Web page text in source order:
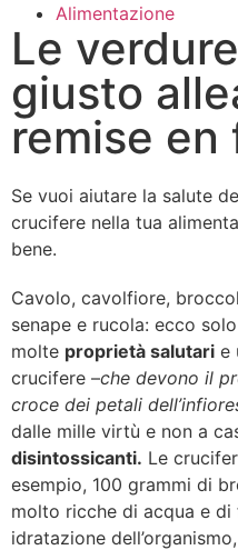
Alimentazione
Le
giusto
remise en
Se vuoi aiutare la salute
crucifere nella tua
bene.
Cavolo, cavolfiore,
senape e rucola: ecco
molte proprietà salutari e
crucifere –che devono il
croce dei petali
dalle mille virtù e non a
disintossicanti. Le
esempio, 100 grammi di
molto ricche di acqua e
idratazione